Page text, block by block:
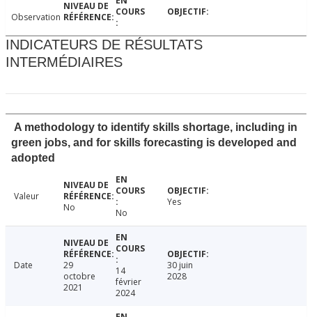
Observation
INDICATEURS DE RÉSULTATS
INTERMÉDIAIRES
A methodology to identify skills shortage, including in
green jobs, and for skills forecasting is developed and
adopted
Valeur
No
No
Yes
Date
29
octobre
2021
14
février
2024
30 juin
2028